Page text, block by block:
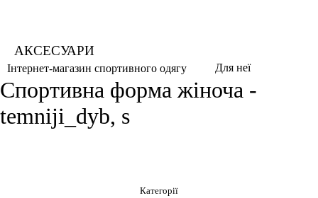
АКСЕСУАРИ
Інтернет-магазин спортивного одягу Для неї
Спортивна форма жіноча -
temniji_dyb, s
Категорії